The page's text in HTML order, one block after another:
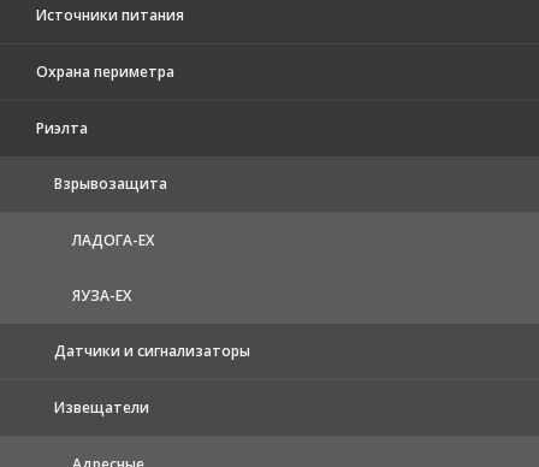
Источники питания
Охрана периметра
Риэлта
Взрывозащита
ЛАДОГА-EX
ЯУЗА-ЕХ
Датчики и сигнализаторы
Извещатели